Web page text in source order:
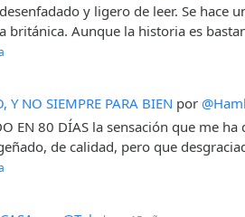
y ligero de leer. Se
británica. Aunque la historia es
Y NO SIEMPRE PARA BIEN por
EN 80 DÍAS la sensación que me
de calidad, pero que